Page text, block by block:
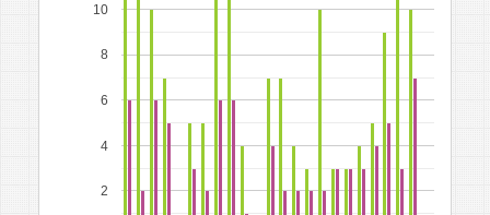
2
4
6
8
10